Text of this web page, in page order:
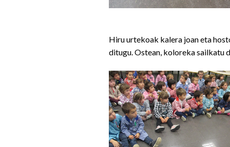
Hiru urtekoak kalera joan eta
ditugu. Ostean, koloreka sailkatu